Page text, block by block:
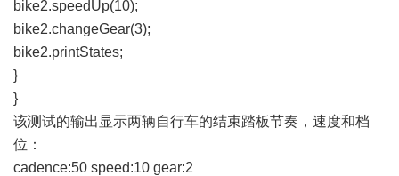
bike2.speedUp(10);
bike2.changeGear(3);
bike2.printStates;
}
}
该测试的输出显示两辆自行车的结束踏板节奏，速度和档
位：
cadence:50 speed:10 gear:2